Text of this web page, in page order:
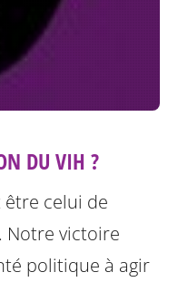
DU VIH ?
être celui de
Notre victoire
politique à agir